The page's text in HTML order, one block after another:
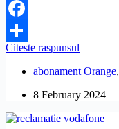
fac?
Facebook
Share
Citeste raspunsul
o
pentru
factura
abonament Orange,
8 February 2024